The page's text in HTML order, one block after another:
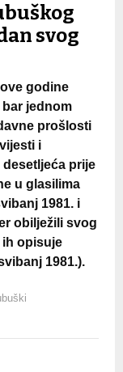
svog
godine
jednom
prošlosti
i
prije
u glasilima
1981. i
obilježili svog
ih opisuje
1981.).